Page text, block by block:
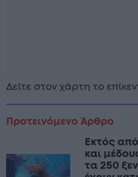
Δείτε στον χάρτη το
Προτεινόμενο Άρθρο
Εκτός
και
τα 250